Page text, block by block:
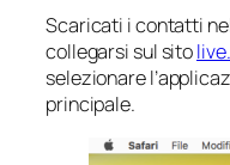
Scaricati i contatti
collegarsi sul sito
selezionare
principale.